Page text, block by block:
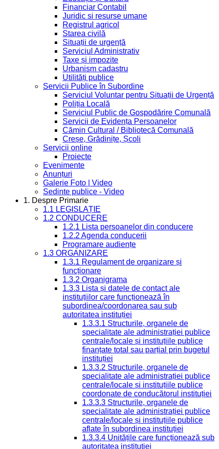
Financiar Contabil
Juridic si resurse umane
Registrul agricol
Starea civilă
Situații de urgență
Serviciul Administrativ
Taxe și impozite
Urbanism cadastru
Utilități publice
Servicii Publice în Subordine
Serviciul Voluntar pentru Situații de Urgență
Poliția Locală
Serviciul Public de Gospodărire Comunală
Servicii de Evidența Persoanelor
Cămin Cultural / Bibliotecă Comunală
Creșe, Grădinițe, Școli
Servicii online
Proiecte
Evenimente
Anunțuri
Galerie Foto | Video
Sedinte publice - Video
1. Despre Primarie
1.1 LEGISLAȚIE
1.2 CONDUCERE
1.2.1 Lista persoanelor din conducere
1.2.2 Agenda conducerii
Programare audiențe
1.3 ORGANIZARE
1.3.1 Regulament de organizare și
funcționare
1.3.2 Organigrama
1.3.3 Lista și datele de contact ale
instituțiilor care funcționează în
subordinea/coordonarea sau sub
autoritatea instituției
1.3.3.1 Structurile, organele de
specialitate ale administrației publice
centrale/locale și instituțiile publice
finanțate total sau parțial prin bugetul
instituției
1.3.3.2 Structurile, organele de
specialitate ale administrației publice
centrale/locale și instituțiile publice
coordonate de conducătorul instituției
1.3.3.3 Structurile, organele de
specialitate ale administrației publice
centrale/locale și instituțiile publice
aflate în subordinea instituției
1.3.3.4 Unitățile care funcționează sub
autoritatea instituției